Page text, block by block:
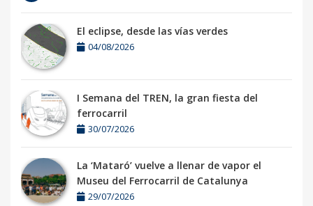
El eclipse, desde las vías verdes
04/08/2026
I Semana del TREN, la gran fiesta del
ferrocarril
30/07/2026
La ‘Mataró’ vuelve a llenar de vapor el
Museu del Ferrocarril de Catalunya
29/07/2026